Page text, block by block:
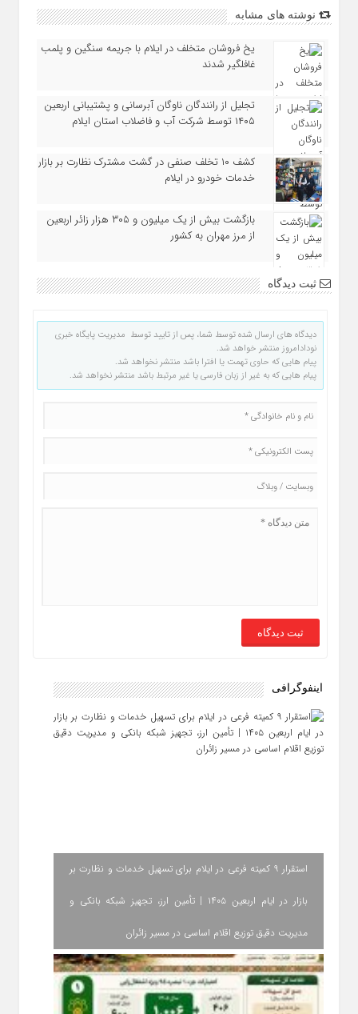
نوشته های مشابه
یخ‌ فروشان متخلف در ایلام با جریمه سنگین و پلمب
غافلگیر شدند
تجلیل از رانندگان ناوگان آبرسانی و پشتیبانی اربعین
۱۴۰۵ توسط شرکت آب و فاضلاب استان ایلام
کشف ۱۰ تخلف صنفی در گشت مشترک نظارت بر بازار
خدمات خودرو در ایلام
بازگشت بیش از یک میلیون و ۳۰۵ هزار زائر اربعین
از مرز مهران به کشور
ثبت دیدگاه
دیدگاه های ارسال شده توسط شما، پس از تایید توسط مدیریت پایگاه خبری
نودادامروز منتشر خواهد شد.
پیام هایی که حاوی تهمت یا افترا باشد منتشر نخواهد شد.
پیام هایی که به غیر از زبان فارسی یا غیر مرتبط باشد منتشر نخواهد شد.
اینفوگرافی
استقرار ۹ کمیته فرعی در ایلام برای تسهیل خدمات و نظارت بر
بازار در ایام اربعین ۱۴۰۵ | تأمین ارز، تجهیز شبکه بانکی و
مدیریت دقیق توزیع اقلام اساسی در مسیر زائران